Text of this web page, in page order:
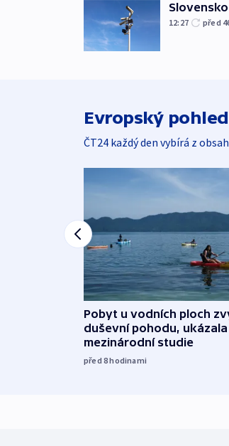
12:27 před
Evropský pohled
ČT24 každý den vybírá z
Pobyt u vodních ploch
duševní pohodu, ukázala
mezinárodní studie
před 8hodinami